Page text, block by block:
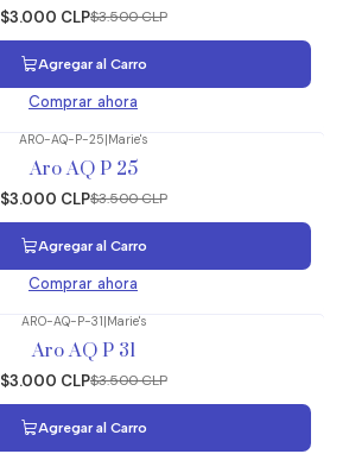
$3.000 CLP$3.500 CLP
Agregar al Carro
Comprar ahora
ARO-AQ-P-25 Marie's
Aro AQ P 25
$3.000 CLP$3.500 CLP
Agregar al Carro
Comprar ahora
ARO-AQ-P-31 Marie's
Aro AQ P 31
$3.000 CLP$3.500 CLP
Agregar al Carro